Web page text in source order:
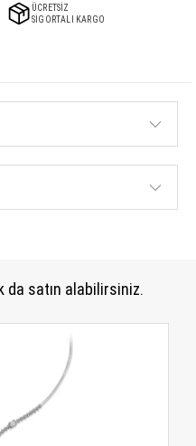
ÜCRETSİZ
SİGORTALI KARGO
satın alabilirsiniz.